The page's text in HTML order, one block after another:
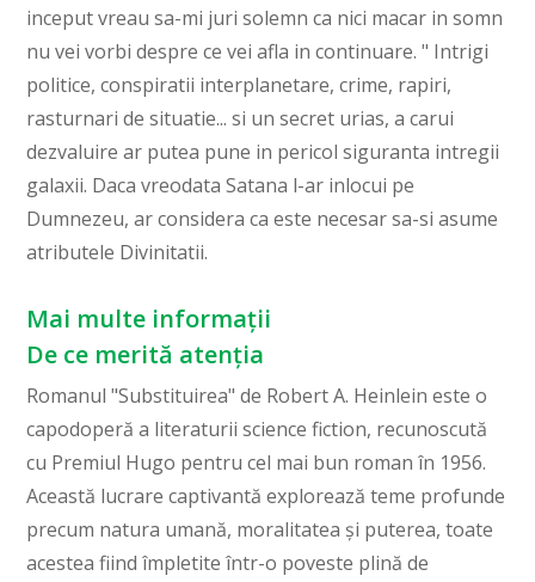
inceput vreau sa-mi juri solemn ca nici macar in somn
nu vei vorbi despre ce vei afla in continuare. " Intrigi
politice, conspiratii interplanetare, crime, rapiri,
rasturnari de situatie... si un secret urias, a carui
dezvaluire ar putea pune in pericol siguranta intregii
galaxii. Daca vreodata Satana l-ar inlocui pe
Dumnezeu, ar considera ca este necesar sa-si asume
atributele Divinitatii.
Mai multe informații
De ce merită atenția
Romanul "Substituirea" de Robert A. Heinlein este o
capodoperă a literaturii science fiction, recunoscută
cu Premiul Hugo pentru cel mai bun roman în 1956.
Această lucrare captivantă explorează teme profunde
precum natura umană, moralitatea și puterea, toate
acestea fiind împletite într-o poveste plină de